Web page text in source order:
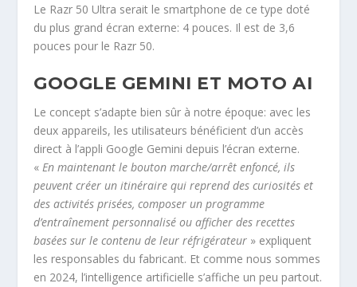
Le Razr 50 Ultra serait le smartphone de ce type doté
du plus grand écran externe: 4 pouces. Il est de 3,6
pouces pour le Razr 50.
GOOGLE GEMINI ET MOTO AI
Le concept s’adapte bien sûr à notre époque: avec les
deux appareils, les utilisateurs bénéficient d’un accès
direct à l’appli Google Gemini depuis l’écran externe.
«En maintenant le bouton marche/arrêt enfoncé, ils
peuvent créer un itinéraire qui reprend des curiosités et
des activités prisées, composer un programme
d’entraînement personnalisé ou afficher des recettes
basées sur le contenu de leur réfrigérateur » expliquent
les responsables du fabricant. Et comme nous sommes
en 2024, l’intelligence artificielle s’affiche un peu partout.